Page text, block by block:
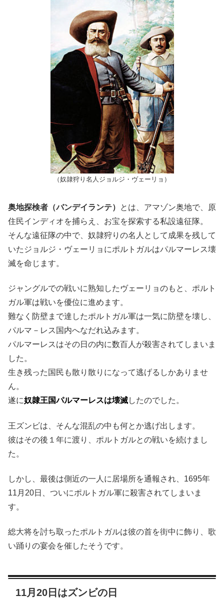
（奴隷狩り名人ジョルジ・ヴェーリョ）
奥地探検者（バンデイランテ）
とは、アマゾン奥地で、原
住民インディオを捕らえ、お宝を探索する私設遠征隊。
そんな遠征隊の中で、奴隷狩りの名人として成果を残して
いたジョルジ・ヴェーリョにポルトガルはパルマーレス壊
滅を命じます。
ジャングルでの戦いに熟知したヴェーリョのもと、ポルト
ガル軍は戦いを優位に進めます。
難なく防壁まで達したポルトガル軍は一気に防壁を壊し、
パルマ－レス国内へなだれ込みます。
パルマーレスはその日の内に数百人が殺害されてしまいま
した。
生き残った国民も散り散りになって逃げるしかありませ
ん。
遂に奴隷王国パルマーレスは壊滅したのでした。
王ズンビは、そんな混乱の中も何とか逃げ出します。
彼はその後１年に渡り、ポルトガルとの戦いを続けまし
た。
しかし、最後は側近の一人に居場所を通報され、1695年
11月20日、ついにポルトガル軍に殺害されてしまいま
す。
総大将を討ち取ったポルトガルは彼の首を街中に飾り、歌
い踊りの宴会を催したそうです。
11月20日はズンビの日